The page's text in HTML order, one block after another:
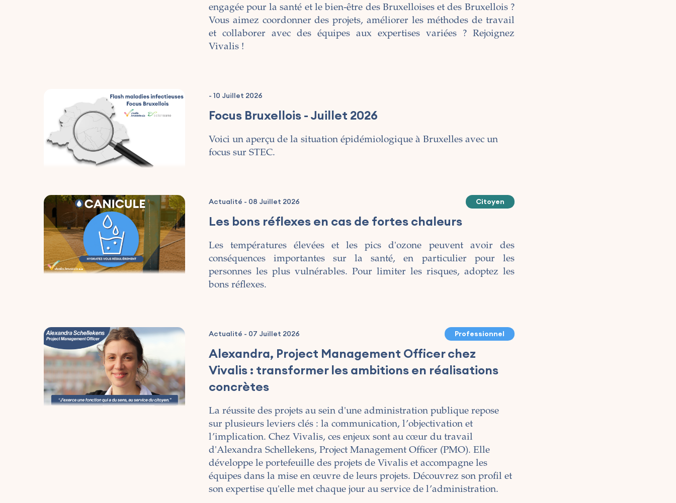
engagée pour la santé et le bien-être des Bruxelloises et des Bruxellois ?
Vous aimez coordonner des projets, améliorer les méthodes de travail
et collaborer avec des équipes aux expertises variées ? Rejoignez
Vivalis !
Focus Bruxellois - Juillet 2026
- 10 Juillet 2026
Voici un aperçu de la situation épidémiologique à Bruxelles avec un
focus sur STEC.
Les bons réflexes en cas de fortes chaleurs
Actualité - 08 Juillet 2026 Citoyen
Les températures élevées et les pics d'ozone peuvent avoir des
conséquences importantes sur la santé, en particulier pour les
personnes les plus vulnérables. Pour limiter les risques, adoptez les
bons réflexes.
Alexandra, Project Management Officer chez
Vivalis : transformer les ambitions en réalisations
concrètes
Actualité - 07 Juillet 2026 Professionnel
La réussite des projets au sein d'une administration publique repose
sur plusieurs leviers clés : la communication, l’objectivation et
l’implication. Chez Vivalis, ces enjeux sont au cœur du travail
d'Alexandra Schellekens, Project Management Officer (PMO). Elle
développe le portefeuille des projets de Vivalis et accompagne les
équipes dans la mise en œuvre de leurs projets. Découvrez son profil et
son expertise qu'elle met chaque jour au service de l’administration.